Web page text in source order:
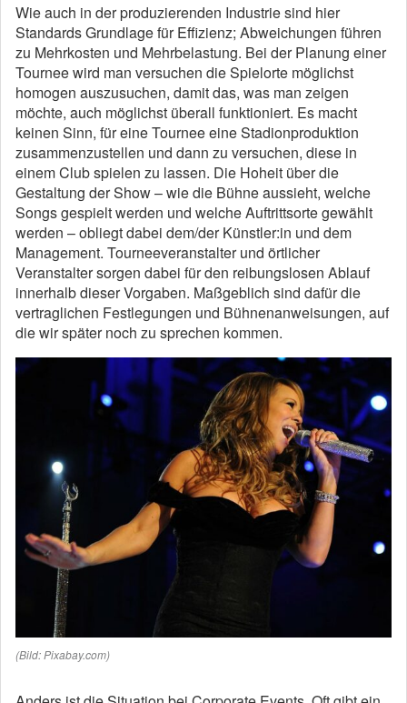
Wie auch in der produzierenden Industrie sind hier
Standards Grundlage für Effizienz; Abweichungen führen
zu Mehrkosten und Mehrbelastung. Bei der Planung einer
Tournee wird man versuchen die Spielorte möglichst
homogen auszusuchen, damit das, was man zeigen
möchte, auch möglichst überall funktioniert. Es macht
keinen Sinn, für eine Tournee eine Stadionproduktion
zusammenzustellen und dann zu versuchen, diese in
einem Club spielen zu lassen. Die Hoheit über die
Gestaltung der Show – wie die Bühne aussieht, welche
Songs gespielt werden und welche Auftrittsorte gewählt
werden – obliegt dabei dem/der Künstler:in und dem
Management. Tourneeveranstalter und örtlicher
Veranstalter sorgen dabei für den reibungslosen Ablauf
innerhalb dieser Vorgaben. Maßgeblich sind dafür die
vertraglichen Festlegungen und Bühnenanweisungen, auf
die wir später noch zu sprechen kommen.
(Bild: Pixabay.com)